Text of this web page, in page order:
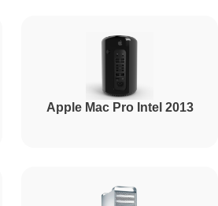
Apple Mac Pro Intel 2013